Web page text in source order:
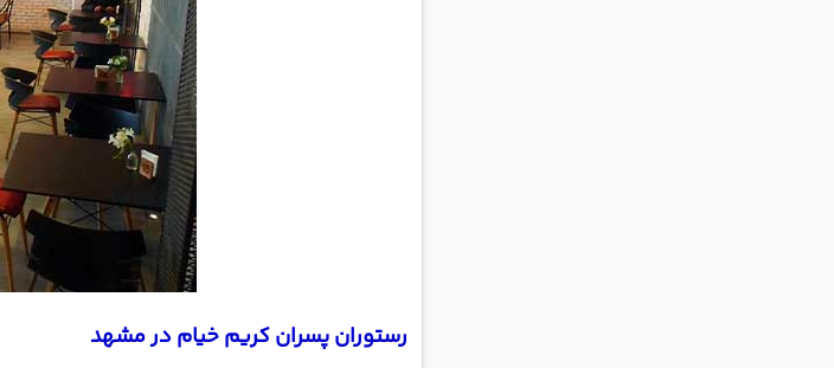
رستوران پسران کریم خیام در مشهد